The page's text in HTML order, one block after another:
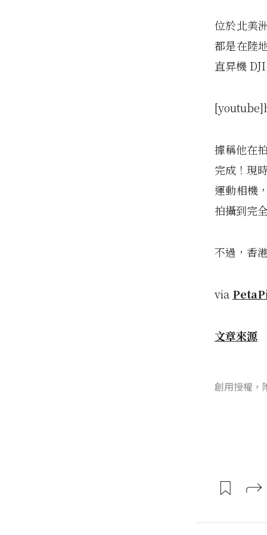
位於北美
都是在陸
直昇機
據稱他在
完成！現
運動相機
拍攝到完
不過，香
via
文章來源
創用授權，